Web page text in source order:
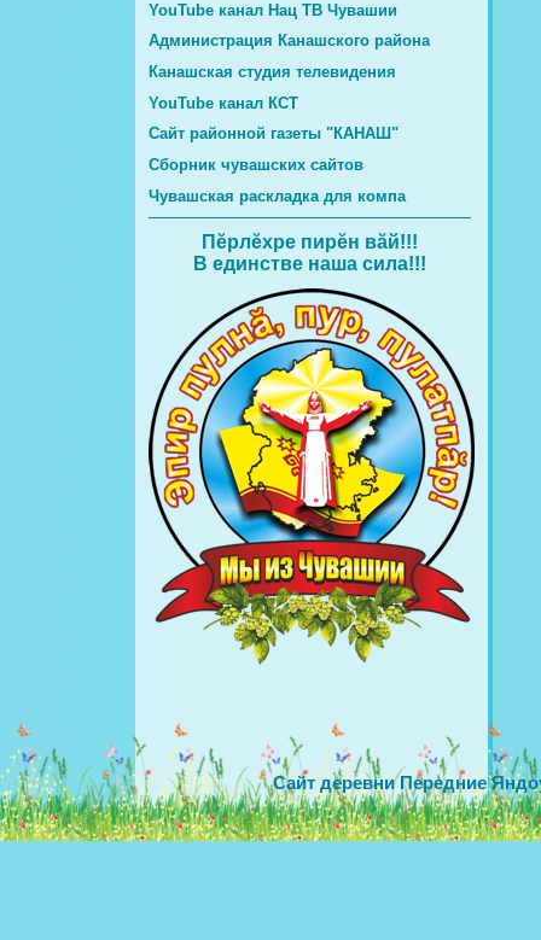
YouTube канал Нац ТВ Чувашии
Администрация Канашского района
Канашская студия телевидения
YouTube канал КСТ
Сайт районной газеты "КАНАШ"
Сборник чувашских сайтов
Чувашская раскладка для компа
Пĕрлĕхре пирĕн вăй!!!
В единстве наша сила!!!
Сайт деревни Передние